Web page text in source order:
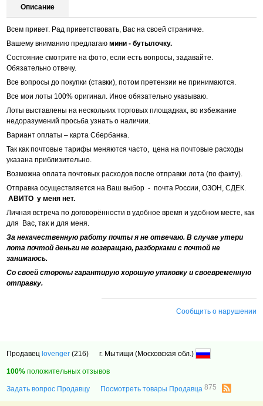
Описание
Всем привет. Рад приветствовать, Вас на своей страничке.
Вашему вниманию предлагаюмини - бутылочку.
Состояние смотрите на фото, если есть вопросы, задавайте.
Обязательно отвечу.
Все вопросы до покупки (ставки), потом претензии не принимаются.
Все мои лоты 100% оригинал. Иное обязательно указываю.
Лоты выставлены на нескольких торговых площадках, во избежание
недоразумений просьба узнать о наличии.
Вариант оплаты – карта Сбербанка.
Так как почтовые тарифы меняются часто, цена на почтовые расходы
указана приблизительно.
Возможна оплата почтовых расходов после отправки лота (по факту).
Отправка осуществляется на Ваш выбор - почта России, ОЗОН, СДЕК.
АВИТО у меня нет.
Личная встреча по договорённости в удобное время и удобном месте, как
для Вас, так и для меня.
За некачественную работу почты я не отвечаю. В случае утери
лота почтой деньги не возвращаю, разборками с почтой не
занимаюсь.
Со своей стороны гарантирую хорошую упаковку и своевременную
отправку.
Сообщить о нарушении
Продавец lovenger (216) г. Мытищи (Московская обл.)
100% положительных отзывов
Задать вопрос Продавцу Посмотреть товары Продавца875